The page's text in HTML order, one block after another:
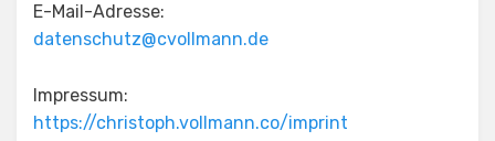
E-Mail-Adresse:
datenschutz@cvollmann.de
Impressum:
https://christoph.vollmann.co/imprint